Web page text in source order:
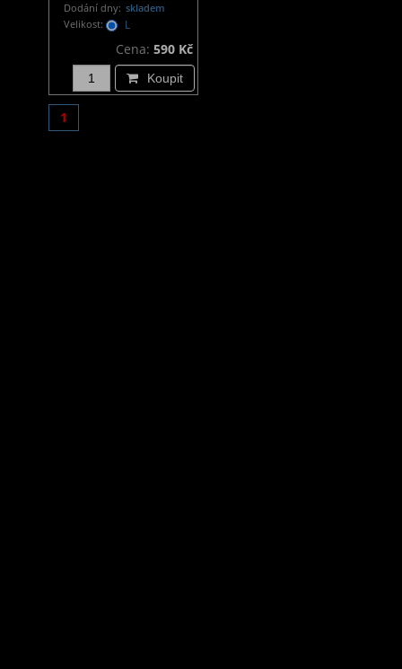
Dodání dny: skladem
Velikost:
L
Cena: 590 Kč
Koupit
1